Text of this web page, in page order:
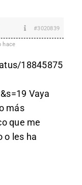
#3020839
hace
18845875
Vaya
más
que me
o les ha